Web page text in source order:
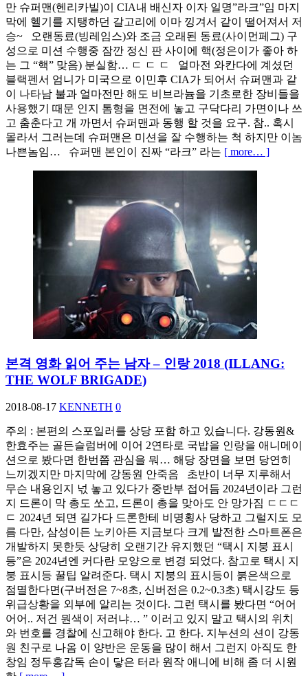
만 슈퍼맨(헨리카빌)이 CIA내 배신자 이자 일명”라크”임 마지
막에 헬기를 지탱하던 갈고리에 이마 낑겨서 같이 떨어져서 저
승~ 오랜동료(빙레임스)와 조금 오래된 동료(사이먼페그) 구
성으로 미션 수행중 잠깐 정신 판 사이에 핵(정은이가 좋아 하
는 그 “핵” 맞음) 분실함… ㄷ ㄷ ㄷ 얼마전 와칸다에 계셨던
블랙펜서 엄니가 미국으로 이민후 CIA가 되어서 슈퍼맨과 같
이 나타남 불과 얼마전만 해도 비브라늄을 기초로한 장비들을
사용했기 때문 인지 톰형을 면전에 놓고 구닥다리 가면이나 쓰
고 춤춘다고 개 까면서 슈퍼맨과 동행 할 것을 요구. 참.. 혹시
몰라서 그러는데 슈퍼맨은 미션을 잘 수행하는 척 하지만 이놈
나쁜놈임… 슈퍼맨 본인이 진짜 “라크” 라는 [ more… ]
본격 영화 읽어 주는 남자 – 인랑 2018 (ILLANG:
THE WOLF BRIGADE)
2018-08-17 KENNETH 0
주의 : 본편의 스포일러를 상당 포함 하고 있습니다. 강동원&
한효주는 골든슬럼버에 이어 2연타로 국밥을 인랑을 애니메이
션으로 봤다면 한번쯤 관심을 뭐… 해당 장면을 보면 당연히
느끼겠지만 마지막에 강동원 안죽음 초반이 너무 지루해서
무슨 내용인지 넋 놓고 있다가 중반부 접어듬 2024년이라 그런
지 드론이 막 총도 쏘고, 드론이 총을 맞아도 안 망가짐 ㄷㄷㄷ
ㄷ 2024년 되면 길가다 드론한테 비명횡사 당하고 그럴지도 모
름 다만, 삼성이든 노키아든 지금보다 크게 발전한 스마트폰은
개발하지 못한듯 상당히 오랜기간 유지했던 “택시 지붕 표시
등”은 2024년엔 커다란 모양으로 변경 되었다. 참고로 택시 지
붕 표시등 꿀팁 알려준다. 택시 지붕의 표시등이 붉은색으로
점멸한다면(구버전은 7~8초, 신버전은 0.2~0.3초) 택시강도 등
위급상황을 외부에 알리는 것이다. 그런 택시를 봤다면 “어어
어어.. 저건 뭔색이 저러냐… ” 이러고 있지 말고 택시의 위치
와 번호를 경찰에 신고해야 한다. 고 한다. 지누션의 션이 강동
원 친구로 나옴 이 양반은 운동을 많이 해서 그런지 아직도 한
창임 정두홍감독 손이 닿은 터라 원작 애니에 비해 좀 더 시원